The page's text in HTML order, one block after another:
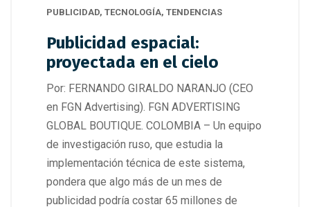
PUBLICIDAD, TECNOLOGÍA, TENDENCIAS
Publicidad espacial:
proyectada en el cielo
Por: FERNANDO GIRALDO NARANJO (CEO
en FGN Advertising). FGN ADVERTISING
GLOBAL BOUTIQUE. COLOMBIA – Un equipo
de investigación ruso, que estudia la
implementación técnica de este sistema,
pondera que algo más de un mes de
publicidad podría costar 65 millones de